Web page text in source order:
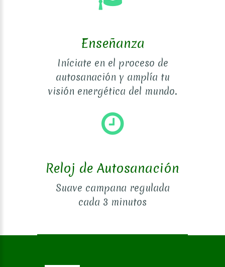
Enseñanza
Iníciate en el proceso de
autosanación y amplía tu
visión energética del mundo.
Reloj de Autosanación
Suave campana regulada
cada 3 minutos